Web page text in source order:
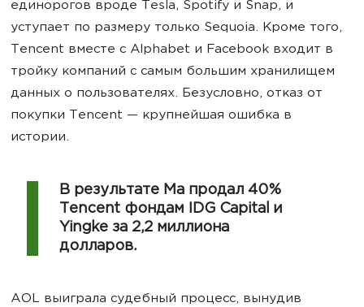
единорогов вроде Tesla, Spotify и Snap, и
уступает по размеру только Sequoia. Кроме того,
Tencent вместе с Alphabet и Facebook входит в
тройку компаний с самым большим хранилищем
данных о пользователях. Безусловно, отказ от
покупки Tencent — крупнейшая ошибка в
истории.
В результате Ма продал 40%
Tencent фондам IDG Capital и
Yingke за 2,2 миллиона
долларов.
AOL выиграла судебный процесс, вынудив